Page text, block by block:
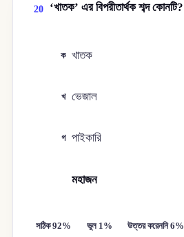
20 ‘খাতক’ এর বিপরীতার্থক শব্দ কোনটি?
ক খাতক
খ ভেজাল
গ পাইকারি
মহাজন
সঠিক 92% ভুল 1% উত্তর করেননি 6%